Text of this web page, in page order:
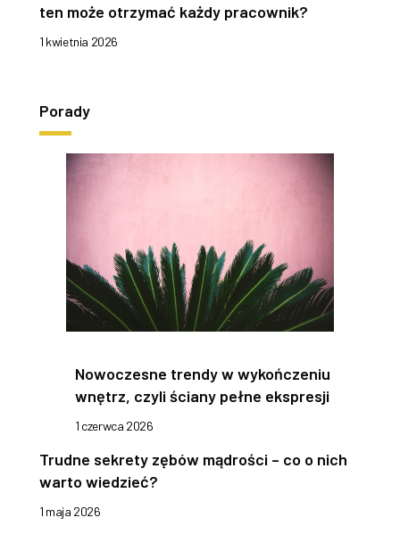
ten może otrzymać każdy pracownik?
1 kwietnia 2026
Porady
Nowoczesne trendy w wykończeniu
wnętrz, czyli ściany pełne ekspresji
1 czerwca 2026
Trudne sekrety zębów mądrości – co o nich
warto wiedzieć?
1 maja 2026